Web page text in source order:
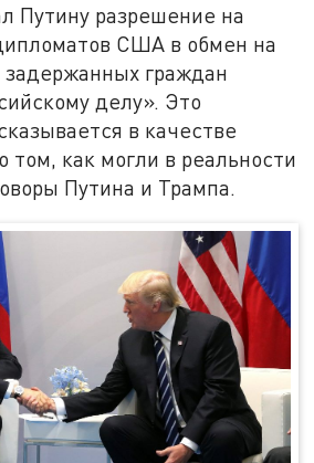
Путину разрешение на
США в обмен на
задержанных граждан
делу». Это
в качестве
том, как могли в реальности
Путина и Трампа.